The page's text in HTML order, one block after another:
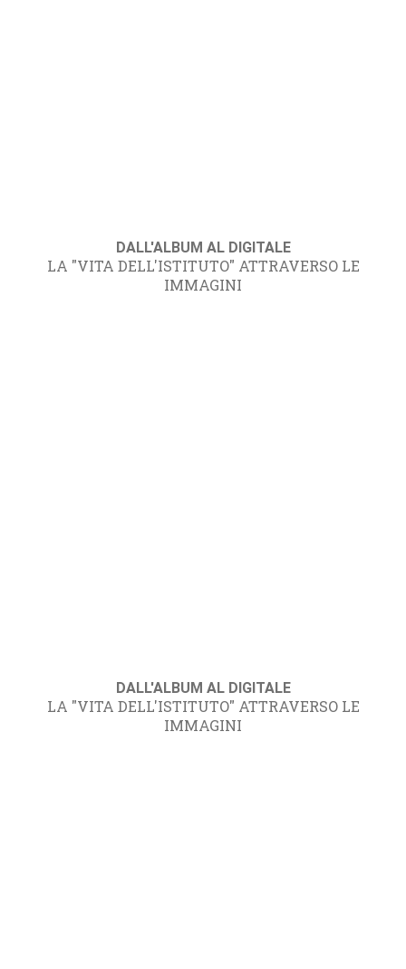
DALL'ALBUM AL DIGITALE
LA "VITA DELL'ISTITUTO" ATTRAVERSO LE
IMMAGINI
DALL'ALBUM AL DIGITALE
LA "VITA DELL'ISTITUTO" ATTRAVERSO LE
IMMAGINI